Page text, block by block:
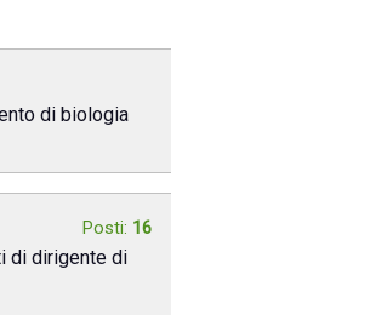
di biologia
Posti: 16
di dirigente di